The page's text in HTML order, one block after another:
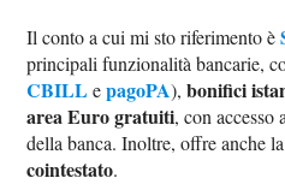
Il conto a cui mi sto riferimento è
principali funzionalità bancarie,
CBILLepagoPA),bonifici
area Euro gratuiti, con accesso
della banca. Inoltre, offre anche
cointestato.